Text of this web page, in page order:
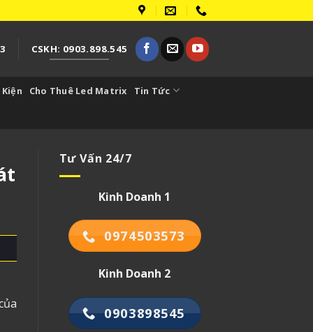
CSKH: 0903.898.545
Cho Thuê Led Matrix Tin Tức
Tư Vấn 24/7
Kinh Doanh 1
0974503573
Kinh Doanh 2
0903898545